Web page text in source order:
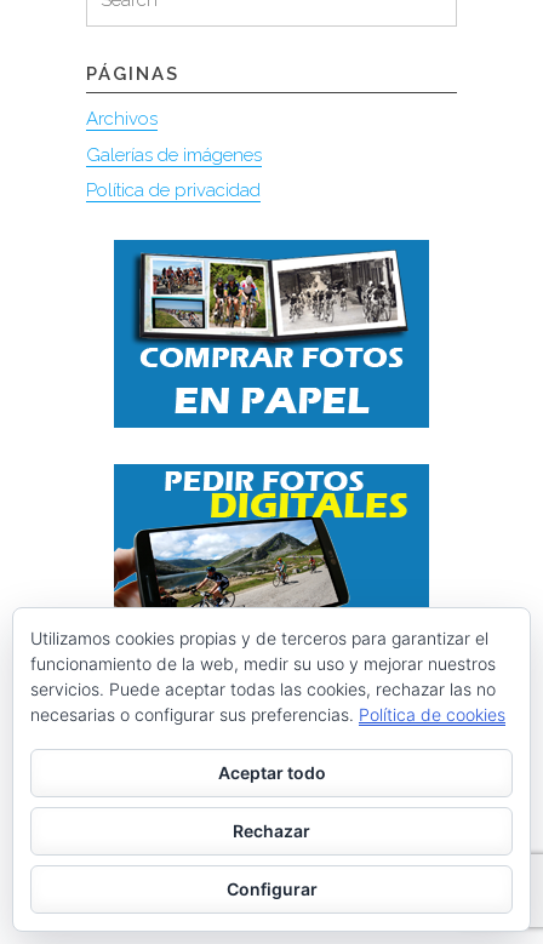
for:
PÁGINAS
Archivos
Galerías de imágenes
Política de privacidad
Instagram @ciclismoasturias
ciclismoasturias
Roberto Menéndez Mateos
Seguir en Instagram
Utilizamos cookies propias y de terceros para garantizar el
funcionamiento de la web, medir su uso y mejorar nuestros
servicios. Puede aceptar todas las cookies, rechazar las no
necesarias o configurar sus preferencias. Política de cookies
Aceptar todo
Rechazar
Configurar